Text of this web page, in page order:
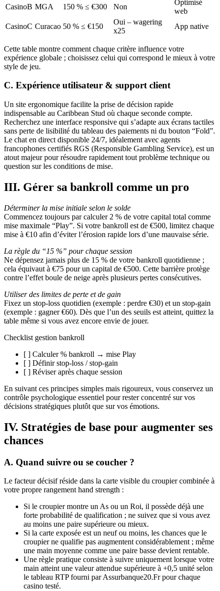
CasinoB MGA 150 % ≤ €300 Non
Optimisé
web
CasinoC Curacao 50 % ≤ €150
Oui – wagering
x25
App native
Cette table montre comment chaque critère influence votre
expérience globale ; choisissez celui qui correspond le mieux à votre
style de jeu.
C. Expérience utilisateur & support client
Un site ergonomique facilite la prise de décision rapide
indispensable au Caribbean Stud où chaque seconde compte.
Recherchez une interface responsive qui s’adapte aux écrans tactiles
sans perte de lisibilité du tableau des paiements ni du bouton “Fold”.
Le chat en direct disponible 24/7, idéalement avec agents
francophones certifiés RGS (Responsible Gambling Service), est un
atout majeur pour résoudre rapidement tout problème technique ou
question sur les conditions de mise.
III. Gérer sa bankroll comme un pro
Déterminer la mise initiale selon le solde
Commencez toujours par calculer 2 % de votre capital total comme
mise maximale “Play”. Si votre bankroll est de €500, limitez chaque
mise à €10 afin d’éviter l’érosion rapide lors d’une mauvaise série.
La règle du “15 %” pour chaque session
Ne dépensez jamais plus de 15 % de votre bankroll quotidienne ;
cela équivaut à €75 pour un capital de €500. Cette barrière protège
contre l’effet boule de neige après plusieurs pertes consécutives.
Utiliser des limites de perte et de gain
Fixez un stop‑loss quotidien (exemple : perdre €30) et un stop‑gain
(exemple : gagner €60). Dès que l’un des seuils est atteint, quittez la
table même si vous avez encore envie de jouer.
Checklist gestion bankroll
[ ] Calculer % bankroll → mise Play
[ ] Définir stop‑loss / stop‑gain
[ ] Réviser après chaque session
En suivant ces principes simples mais rigoureux, vous conservez un
contrôle psychologique essentiel pour rester concentré sur vos
décisions stratégiques plutôt que sur vos émotions.
IV. Stratégies de base pour augmenter ses
chances
A. Quand suivre ou se coucher ?
Le facteur décisif réside dans la carte visible du croupier combinée à
votre propre rangement hand strength :
Si le croupier montre un As ou un Roi, il possède déjà une
forte probabilité de qualification ; ne suivez que si vous avez
au moins une paire supérieure ou mieux.
Si la carte exposée est un neuf ou moins, les chances que le
croupier ne qualifie pas augmentent considérablement ; même
une main moyenne comme une paire basse devient rentable.
Une règle pratique consiste à suivre uniquement lorsque votre
main atteint une valeur attendue supérieure à +0,5 unité selon
le tableau RTP fourni par Assurbanque20.Fr pour chaque
casino testé.